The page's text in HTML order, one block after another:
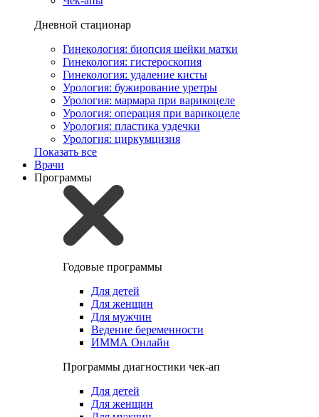
Дневной стационар
Гинекология: биопсия шейки матки
Гинекология: гистероскопия
Гинекология: удаление кисты
Урология: бужирование уретры
Урология: мармара при варикоцеле
Урология: операция при варикоцеле
Урология: пластика уздечки
Урология: циркумцизия
Показать все
Врачи
Программы
Годовые программы
Для детей
Для женщин
Для мужчин
Ведение беременности
ИММА Онлайн
Программы диагностики чек-ап
Для детей
Для женщин